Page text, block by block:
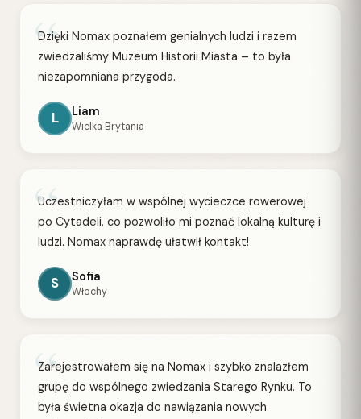
“
Dzięki Nomax poznałem genialnych ludzi i razem
zwiedzaliśmy Muzeum Historii Miasta – to była
niezapomniana przygoda.
L Liam
Wielka Brytania
“
Uczestniczyłam w wspólnej wycieczce rowerowej
po Cytadeli, co pozwoliło mi poznać lokalną kulturę i
ludzi. Nomax naprawdę ułatwił kontakt!
S Sofia
Włochy
“
Zarejestrowałem się na Nomax i szybko znalazłem
grupę do wspólnego zwiedzania Starego Rynku. To
była świetna okazja do nawiązania nowych